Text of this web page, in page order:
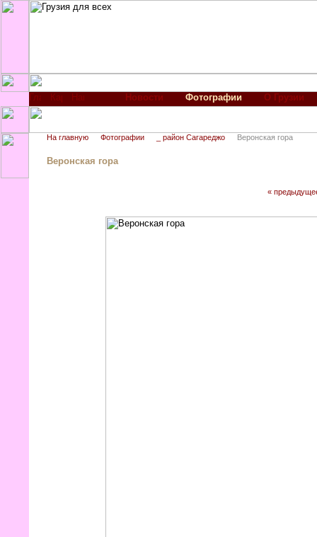
Новости Фотографии О Грузии
На главную Фотографии _ район Сагареджо Веронская гора
Веронская гора
«